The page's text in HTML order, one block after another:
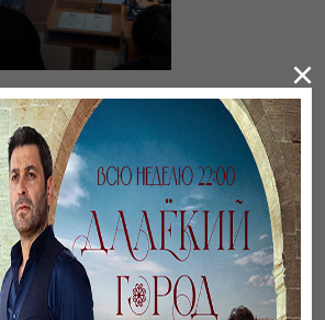
туристік фирма директоры
×